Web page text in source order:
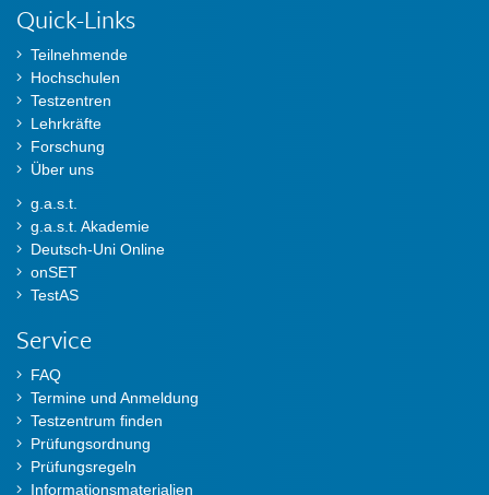
Quick-Links
Teilnehmende
Hochschulen
Testzentren
Lehrkräfte
Forschung
Über uns
g.a.s.t.
g.a.s.t. Akademie
Deutsch-Uni Online
onSET
TestAS
Service
FAQ
Termine und Anmeldung
Testzentrum finden
Prüfungsordnung
Prüfungsregeln
Informationsmaterialien